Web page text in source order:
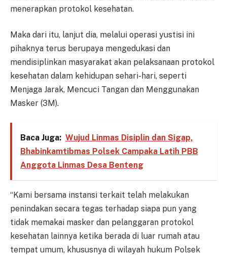
menerapkan protokol kesehatan.
Maka dari itu, lanjut dia, melalui operasi yustisi ini
pihaknya terus berupaya mengedukasi dan
mendisiplinkan masyarakat akan pelaksanaan protokol
kesehatan dalam kehidupan sehari-hari, seperti
Menjaga Jarak, Mencuci Tangan dan Menggunakan
Masker (3M).
Baca Juga: Wujud Linmas Disiplin dan Sigap,
Bhabinkamtibmas Polsek Campaka Latih PBB
Anggota Linmas Desa Benteng
“Kami bersama instansi terkait telah melakukan
penindakan secara tegas terhadap siapa pun yang
tidak memakai masker dan pelanggaran protokol
kesehatan lainnya ketika berada di luar rumah atau
tempat umum, khususnya di wilayah hukum Polsek